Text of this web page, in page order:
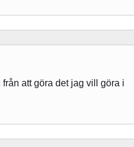
att göra det jag vill göra i